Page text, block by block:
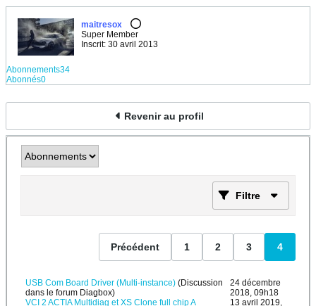
maitresox
Super Member
Inscrit: 30 avril 2013
Abonnements34
Abonnés0
Revenir au profil
Filtre
Précédent 1 2 3 4
USB Com Board Driver (Multi-instance) (Discussion
dans le forum Diagbox)
24 décembre
2018, 09h18
VCI 2 ACTIA Multidiag et XS Clone full chip A
13 avril 2019,